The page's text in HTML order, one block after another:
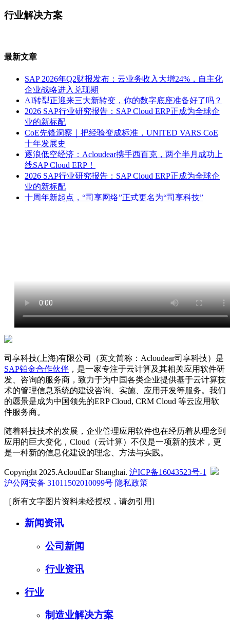
行业解决方案
最新文章
SAP 2026年Q2财报发布：云业务收入大增24%，自主化
企业战略进入兑现期
AI转型正迎来三大新转变，你的数字底座准备好了吗？
2026 SAP行业研究报告：SAP Cloud ERP正成为全球企
业的新标配
CoE先锋洞察｜把经验变成标准，UNITED VARS CoE
十年发展史
逐浪低空经济：Acloudear携手西百克，两个半月成功上
线SAP Cloud ERP！
2026 SAP行业研究报告：SAP Cloud ERP正成为全球企
业的新标配
十周年新起点，“司享网络”正式更名为“司享科技”
司享科技(上海)有限公司（英文简称：Acloudear司享科技）是
SAP铂金合作伙伴 ，是一家专注于云计算及其相关应用软件研
发、咨询的服务商，致力于为中国各类企业提供基于云计算技
术的管理信息系统的建设咨询、实施、应用开发等服务。我们
的愿景是成为中国领先的ERP Cloud, CRM Cloud 等云应用软
件服务商。
随着科技技术的发展，企业管理应用软件也在经历着从理念到
应用的巨大变化，Cloud（云计算）不仅是一项新的技术，更
是一种新的信息化建设的理念、方法与实践。
Copyright 2025.AcloudEar Shanghai. 沪ICP备16043523号-1
沪公网安备 31011502010099号 隐私政策
［所有文字图片资料未经授权，请勿引用]
新闻资讯
公司新闻
行业资讯
行业
制造业解决方案